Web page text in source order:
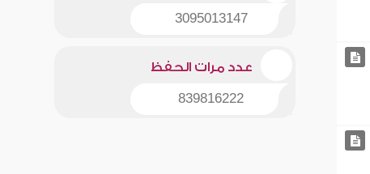
3095013147
عدد مرات الحفظ
839816222